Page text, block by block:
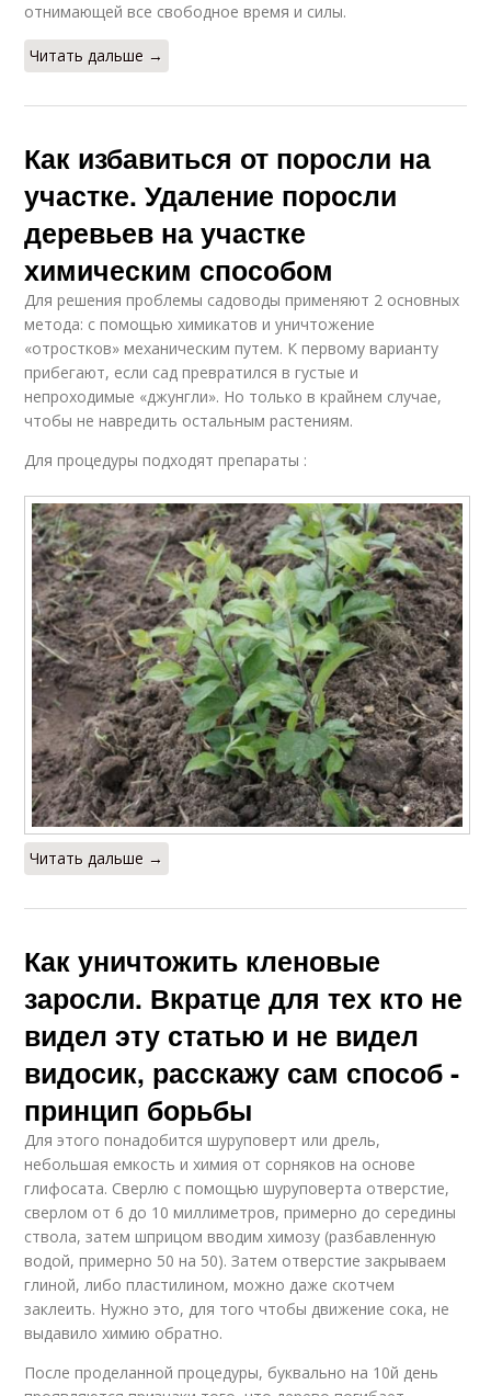
отнимающей все свободное время и силы.
Читать дальше →
Как избавиться от поросли на
участке. Удаление поросли
деревьев на участке
химическим способом
Для решения проблемы садоводы применяют 2 основных
метода: с помощью химикатов и уничтожение
«отростков» механическим путем. К первому варианту
прибегают, если сад превратился в густые и
непроходимые «джунгли». Но только в крайнем случае,
чтобы не навредить остальным растениям.
Для процедуры подходят препараты :
Читать дальше →
Как уничтожить кленовые
заросли. Вкратце для тех кто не
видел эту статью и не видел
видосик, расскажу сам способ -
принцип борьбы
Для этого понадобится шуруповерт или дрель,
небольшая емкость и химия от сорняков на основе
глифосата. Сверлю с помощью шуруповерта отверстие,
сверлом от 6 до 10 миллиметров, примерно до середины
ствола, затем шприцом вводим химозу (разбавленную
водой, примерно 50 на 50). Затем отверстие закрываем
глиной, либо пластилином, можно даже скотчем
заклеить. Нужно это, для того чтобы движение сока, не
выдавило химию обратно.
После проделанной процедуры, буквально на 10й день